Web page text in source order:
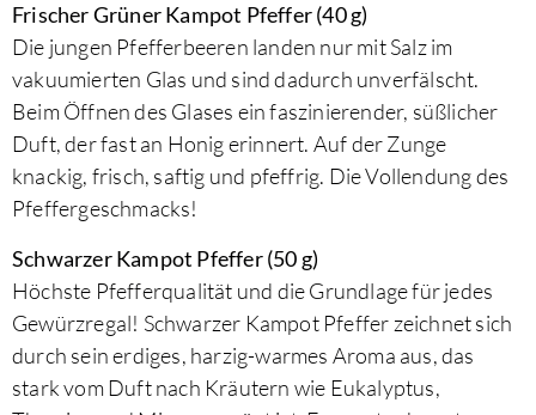
Frischer Grüner Kampot Pfeffer (40 g)
Die jungen Pfefferbeeren landen nur mit Salz im
vakuumierten Glas und sind dadurch unverfälscht.
Beim Öffnen des Glases ein faszinierender, süßlicher
Duft, der fast an Honig erinnert. Auf der Zunge
knackig, frisch, saftig und pfeffrig. Die Vollendung des
Pfeffergeschmacks!
Schwarzer Kampot Pfeffer (50 g)
Höchste Pfefferqualität und die Grundlage für jedes
Gewürzregal! Schwarzer Kampot Pfeffer zeichnet sich
durch sein erdiges, harzig-warmes Aroma aus, das
stark vom Duft nach Kräutern wie Eukalyptus,